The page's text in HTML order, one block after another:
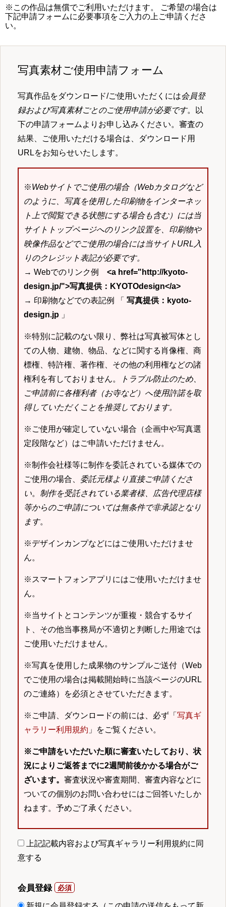
※この作品は無償でご利用いただけます。 ご希望の場合は
下記申請フォームに必要事項をご入力の上ご申請くださ
い。
写真素材ご使用申請フォーム
写真作品をダウンロード/ご使用いただくには会員登
録および写真素材ごとのご使用申請が必要です。以
下の申請フォームよりお申し込みください。審査の
結果、ご使用いただける場合は、ダウンロード用
URLをお知らせいたします。
※Webサイトでご使用の場合（Webカタログなど
のように、写真を使用した印刷物をインターネッ
ト上で閲覧できる状態にする場合も含む）には当
サイトトップページへのリンク設置を、印刷物や
映像作品などでご使用の場合には当サイトURL入
りのクレジット表記が必要です。
→ Webでのリンク例 <a href="http://kyoto-
design.jp/">写真提供：KYOTOdesign</a>
→ 印刷物などでの表記例 「 写真提供：kyoto-
design.jp 」
※特別に記載のない限り、弊社は写真被写体とし
ての人物、建物、物品、などに関する肖像権、商
標権、特許権、著作権、その他の利用権などの諸
権利を有しておりません。
トラブル防止のため、
ご申請前に各権利者（お寺など）へ使用許諾を取
得していただくことを推奨しております。
※ご使用が確定していない場合（企画中や写真選
定段階など）はご申請いただけません。
※制作会社様等に制作を委託されている媒体での
ご使用の場合、 委託元様より直接ご申請くださ
い。 制作を受託されている業者様、広告代理店様
等からのご申請については無条件で非承認となり
ます。
※デザインカンプなどにはご使用いただけませ
ん。
※スマートフォンアプリにはご使用いただけませ
ん。
※当サイトとコンテンツが重複・競合するサイ
ト、その他当事務局が不適切と判断した用途では
ご使用いただけません。
※写真を使用した成果物のサンプルご送付（Web
でご使用の場合は掲載開始時に当該ページのURL
のご連絡）を必須とさせていただきます。
※ご申請、ダウンロードの前には、必ず「 写真ギ
ャラリー利用規約 」をご覧ください。
※ご申請をいただいた順に審査いたしており、状
況によりご返答までに2週間前後かかる場合がご
ざいます。 審査状況や審査期間、審査内容などに
ついての個別のお問い合わせにはご回答いたしか
ねます。予めご了承ください。
上記記載内容および写真ギャラリー利用規約に同
意する
会員登録